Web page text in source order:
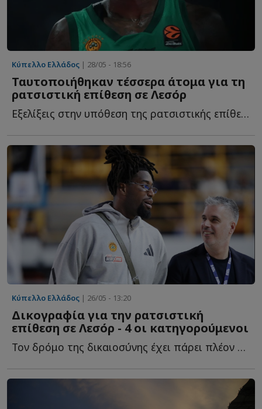
Κύπελλο Ελλάδος | 28/05 - 18:56
Ταυτοποιήθηκαν τέσσερα άτομα για τη
ρατσιστική επίθεση σε Λεσόρ
Εξελίξεις στην υπόθεση της ρατσιστικής επίθεσης στον Μ...
Κύπελλο Ελλάδος | 26/05 - 13:20
Δικογραφία για την ρατσιστική
επίθεση σε Λεσόρ - 4 οι κατηγορούμενοι
Τον δρόμο της δικαιοσύνης έχει πάρει πλέον η ρατσιστική ε...